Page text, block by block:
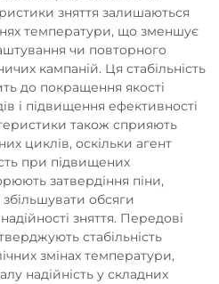
зняття залишаються
температури, що зменшує
чи повторного
кампаній. Ця стабільність
до покращення якості
і підвищення ефективності
також сприяють
циклів, оскільки агент
при підвищених
затвердіння піни,
обсяги
зняття. Передові
стабільність
змінах температури,
надійність у складних